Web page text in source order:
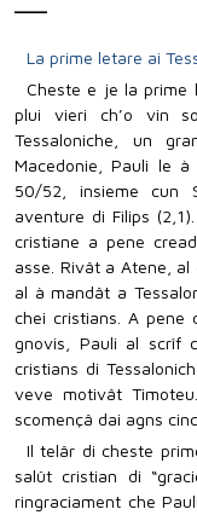
La prime letare ai
Cheste e je la prime
plui vieri ch’o vin
Tessaloniche, un
Macedonie, Pauli le
50/52, insieme cun
aventure di Filips
cristiane a pene
asse. Rivât a Atene,
al à mandât a
chei cristians. A pene
gnovis, Pauli al scrîf
cristians di
veve motivât
scomençâ dai agns
Il telâr di cheste
salût cristian di
ringraciament che